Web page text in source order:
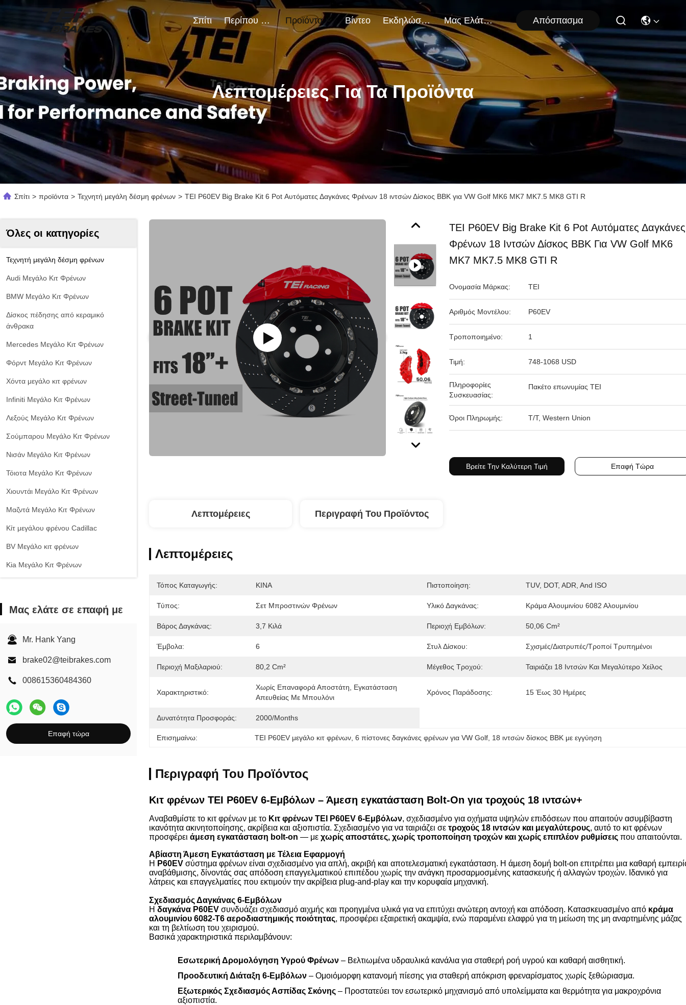
Σπίτι Περίπου Εμείς Προϊόντα Βίντεο Εκδηλώσεις Μας Ελάτε Σε Επαφή Με Απόσπασμα
Λεπτομέρειες Για Τα Προϊόντα
Σπίτι > προϊόντα > Τεχνητή μεγάλη δέσμη φρένων > TEI P60EV Big Brake Kit 6 Pot Αυτόματες Δαγκάνες Φρένων 18 ιντσών Δίσκος BBK για VW Golf MK6 MK7 MK7.5 MK8 GTI R
Όλες οι κατηγορίες
Τεχνητή μεγάλη δέσμη φρένων
Audi Μεγάλο Κιτ Φρένων
BMW Μεγάλο Κιτ Φρένων
Δίσκος πέδησης από κεραμικό
άνθρακα
Mercedes Μεγάλο Κιτ Φρένων
Φόρντ Μεγάλο Κιτ Φρένων
Χόντα μεγάλο κιτ φρένων
Infiniti Μεγάλο Κιτ Φρένων
Λεξούς Μεγάλο Κιτ Φρένων
Σούμπαρου Μεγάλο Κιτ Φρένων
Νισάν Μεγάλο Κιτ Φρένων
Τόιοτα Μεγάλο Κιτ Φρένων
Χιουντάι Μεγάλο Κιτ Φρένων
Μαζντά Μεγάλο Κιτ Φρένων
Κίτ μεγάλου φρένου Cadillac
ΒV Μεγάλο κιτ φρένων
Kia Μεγάλο Κιτ Φρένων
Σετ Κεραμικών Φρένων
Μας ελάτε σε επαφή με
Mr. Hank Yang
brake02@teibrakes.com
008615360484360
Επαφή τώρα
TEI P60EV Big Brake Kit 6 Pot Αυτόματες Δαγκάνες
Φρένων 18 Ιντσών Δίσκος BBK Για VW Golf MK6
MK7 MK7.5 MK8 GTI R
Ονομασία Μάρκας: TEI
Αριθμός Μοντέλου: P60EV
Τροποποιημένο: 1
Τιμή: 748-1068 USD
Πληροφορίες
Συσκευασίας:
Πακέτο επωνυμίας ΤΕΙ
Όροι Πληρωμής: T/T, Western Union
Βρείτε Την Καλύτερη Τιμή Επαφή Τώρα
Λεπτομέρειες Περιγραφή Του Προϊόντος
Λεπτομέρειες
Τόπος Καταγωγής: ΚΙΝΑ Πιστοποίηση: TUV, DOT, ADR, And ISO
Τύπος: Σετ Μπροστινών Φρένων Υλικό Δαγκάνας: Κράμα Αλουμινίου 6082 Αλουμινίου
Βάρος Δαγκάνας: 3,7 Κιλά Περιοχή Εμβόλων: 50,06 Cm²
Έμβολα: 6 Στυλ Δίσκου: Σχισμές/Διατρυπές/Τροποί Τρυπημένοι
Περιοχή Μαξιλαριού: 80,2 Cm² Μέγεθος Τροχού: Ταιριάζει 18 Ιντσών Και Μεγαλύτερο Χείλος
Χαρακτηριστικό:
Χωρίς Επαναφορά Αποστάτη, Εγκατάσταση
Απευθείας Με Μπουλόνι
Χρόνος Παράδοσης: 15 Έως 30 Ημέρες
Δυνατότητα Προσφοράς: 2000/months
Επισημαίνω: TEI P60EV μεγάλο κιτ φρένων , 6 πίστονες δαγκάνες φρένων για VW Golf 18 ιντσών δίσκος BBK με εγγύηση
Περιγραφή Του Προϊόντος
Κιτ φρένων TEI P60EV 6-Εμβόλων – Άμεση εγκατάσταση Bolt-On για τροχούς 18 ιντσών+
Αναβαθμίστε το κιτ φρένων με το Κιτ φρένων TEI P60EV 6-Εμβόλων, σχεδιασμένο για οχήματα υψηλών επιδόσεων που απαιτούν ασυμβίβαστη
ικανότητα ακινητοποίησης, ακρίβεια και αξιοπιστία. Σχεδιασμένο για να ταιριάζει σε τροχούς 18 ιντσών και μεγαλύτερους, αυτό το κιτ φρένων
προσφέρει άμεση εγκατάσταση bolt-on — με χωρίς αποστάτες, χωρίς τροποποίηση τροχών και χωρίς επιπλέον ρυθμίσεις που απαιτούνται.
Αβίαστη Άμεση Εγκατάσταση με Τέλεια Εφαρμογή
Η P60EV σύστημα φρένων είναι σχεδιασμένο για απλή, ακριβή και αποτελεσματική εγκατάσταση. Η άμεση δομή bolt-on επιτρέπει μια καθαρή
αναβάθμισης, δίνοντάς σας απόδοση επαγγελματικού επιπέδου χωρίς την ανάγκη προσαρμοσμένης κατασκευής ή αλλαγών τροχών. Ιδανικό για
λάτρεις και επαγγελματίες που εκτιμούν την ακρίβεια plug-and-play και την κορυφαία μηχανική.
Σχεδιασμός Δαγκάνας 6-Εμβόλων
Η δαγκάνα P60EV συνδυάζει σχεδιασμό αιχμής και προηγμένα υλικά για να επιτύχει ανώτερη αντοχή και απόδοση. Κατασκευασμένο από κράμα
αλουμινίου 6082-T6 αεροδιαστημικής ποιότητας, προσφέρει εξαιρετική ακαμψία, ενώ παραμένει ελαφρύ για τη μείωση της μη αναρτημένης μάζας
και τη βελτίωση του χειρισμού.
Βασικά χαρακτηριστικά περιλαμβάνουν:
Εσωτερική Δρομολόγηση Υγρού Φρένων – Βελτιωμένα υδραυλικά κανάλια για σταθερή ροή υγρού και καθαρή αισθητική.
Προοδευτική Διάταξη 6-Εμβόλων – Ομοιόμορφη κατανομή πίεσης για σταθερή απόκριση φρεναρίσματος χωρίς ξεθώριασμα.
Εξωτερικός Σχεδιασμός Ασπίδας Σκόνης – Προστατεύει τον εσωτερικό μηχανισμό από υπολείμματα και θερμότητα για μακροχρόνια
αξιοπιστία.